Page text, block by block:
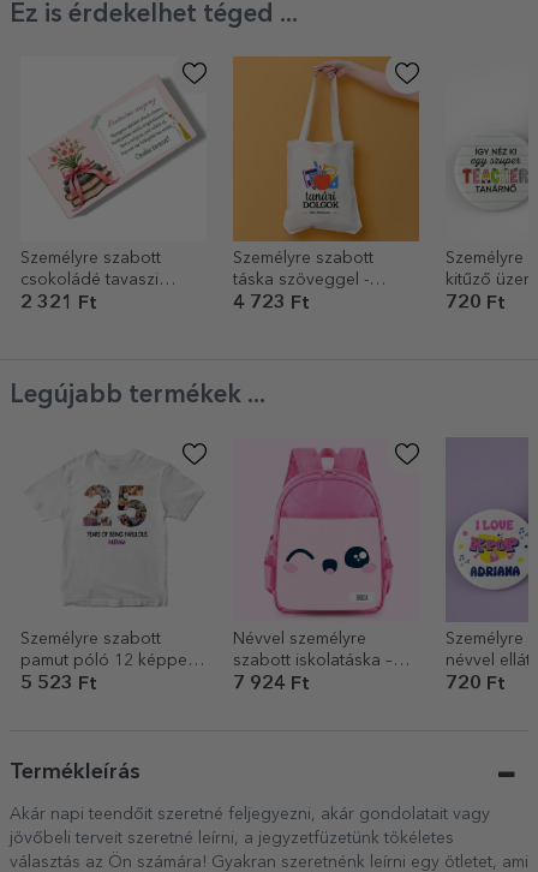
Ez is érdekelhet téged ...
Személyre szabott
csokoládé tavaszi
üzenettel
2 321 Ft
Személyre szabott
táska szöveggel -
Teacher Stuff
4 723 Ft
Személyre
kitűző
720 Ft
Legújabb termékek ...
Személyre szabott
pamut póló 12 képpel
és üzenettel – 25 éves
5 523 Ft
Névvel személyre
szabott iskolatáska –
Cute
7 924 Ft
Személyre
névvel
Kpop
720 Ft
Termékleírás
Akár napi teendőit szeretné feljegyezni, akár gondolatait vagy
jövőbeli terveit szeretné leírni, a jegyzetfüzetünk tökéletes
választás az Ön számára! Gyakran szeretnénk leírni egy ötletet, ami